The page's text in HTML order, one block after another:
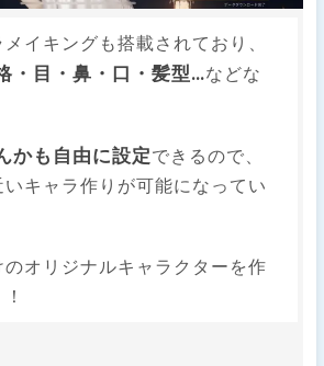
イキングも搭載されており、
・目・鼻・口・髪型…などな
かも自由に設定できるので、
キャラ作りが可能になってい
オリジナルキャラクターを作